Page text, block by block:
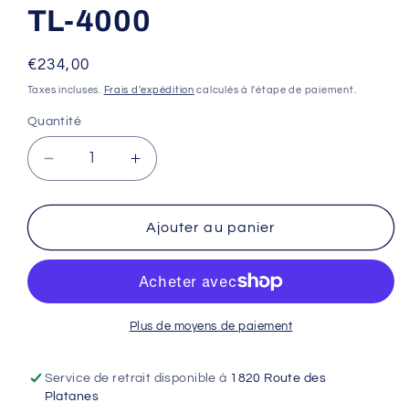
TL-4000
Prix
habituel
€234,00
Taxes incluses. Frais d'expédition calculés à l'étape de paiement.
Quantité
Réduire
la
quantité
COMPTEUR
4000
Augmenter
la
quantité
de
COMPTEUR
TL-
4000
Ajouter au panier
Plus de moyens de paiement
Service de retrait disponible à 1820 Route des
Platanes